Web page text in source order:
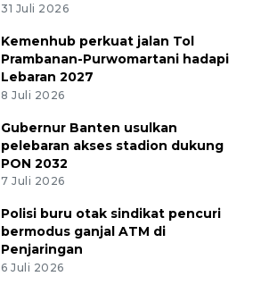
31 Juli 2026
Kemenhub perkuat jalan Tol
Prambanan-Purwomartani hadapi
Lebaran 2027
8 Juli 2026
Gubernur Banten usulkan
pelebaran akses stadion dukung
PON 2032
7 Juli 2026
Polisi buru otak sindikat pencuri
bermodus ganjal ATM di
Penjaringan
6 Juli 2026